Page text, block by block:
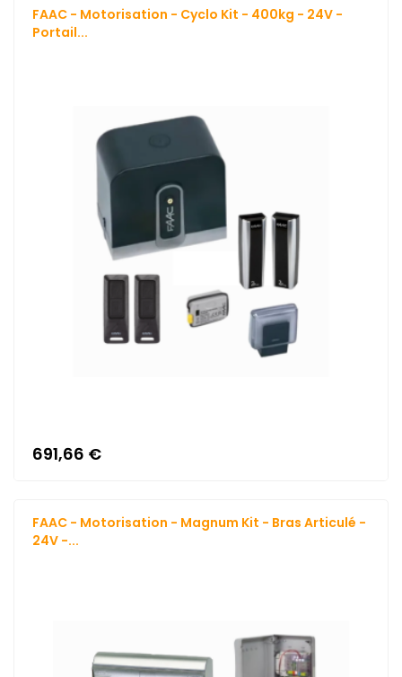
FAAC - Motorisation - Cyclo Kit - 400kg - 24V -
Portail...
691,66 €
FAAC - Motorisation - Magnum Kit - Bras Articulé -
24V -...